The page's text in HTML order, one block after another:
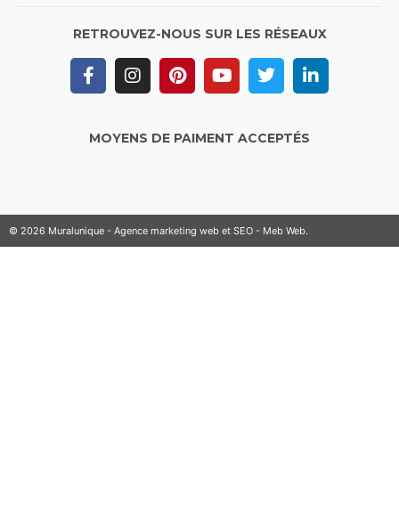
RETROUVEZ-NOUS SUR LES RÉSEAUX
MOYENS DE PAIMENT ACCEPTÉS
© 2026 Muralunique - Agence marketing web et SEO - Meb Web.